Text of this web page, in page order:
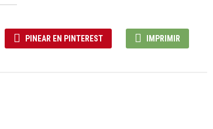
PINEAR EN PINTEREST IMPRIMIR